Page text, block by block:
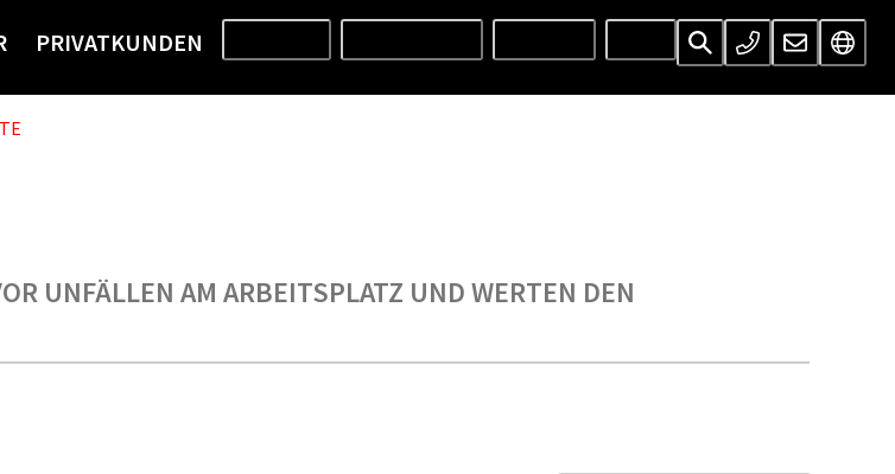
PRIVATKUNDEN
UNFÄLLEN AM ARBEITSPLATZ UND WERTEN DEN